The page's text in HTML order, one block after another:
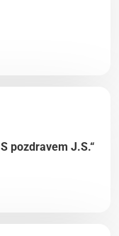
pozdravem J.S.“